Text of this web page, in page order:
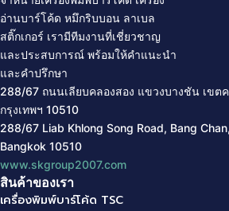
อ่านบาร์โค้ด หมึกริบบอน ลาเบล
สติ๊กเกอร์ เรามีทีมงานที่เชี่ยวชาญ
และประสบการณ์ พร้อมให้คำแนะนำ
และคำปรึกษา
288/67 ถนนเลียบคลองสอง แขวงบางชัน เขต
กรุงเทพฯ 10510
288/67 Liab Khlong Song Road, Bang
Bangkok 10510
www.skgroup2007.com
สินค้าของเรา
เครื่องพิมพ์บาร์โค้ด TSC